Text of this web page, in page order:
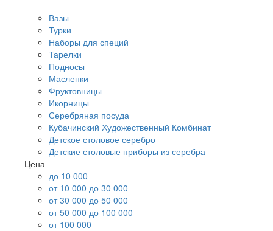
Вазы
Турки
Наборы для специй
Тарелки
Подносы
Масленки
Фруктовницы
Икорницы
Серебряная посуда
Кубачинский Художественный Комбинат
Детское столовое серебро
Детские столовые приборы из серебра
Цена
до 10 000
от 10 000 до 30 000
от 30 000 до 50 000
от 50 000 до 100 000
от 100 000